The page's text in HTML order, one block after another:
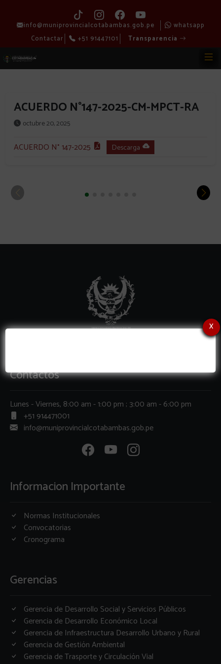
info@muniprovincialcotabambas.gob.pe
whatsapp
Contactar
+51 91447101 Transparencia
ACUERDO N°147-2025-CM-MPCT-RA
octubre 20, 2025
ACUERDO N° 147-2025 Descarga
x
Contactos
Lunes - Viernes, 8:00 am - 1:00 pm ; 3:00 am - 6:00 pm
+51 914471001
info@muniprovincialcotabambas.gob.pe
Informacion Importante
Normas Institucionales
Convocatorias
Cronograma
Gerencias
Gerencia de Desarrollo Social y Servicios Públicos
Gerencia de Desarrollo Económico Local
Gerencia de Infraestructura Desarrollo Urbano y Rural
Gerencia de Gestión Ambiental
Gerencia de Trasporte y Circulación Vial